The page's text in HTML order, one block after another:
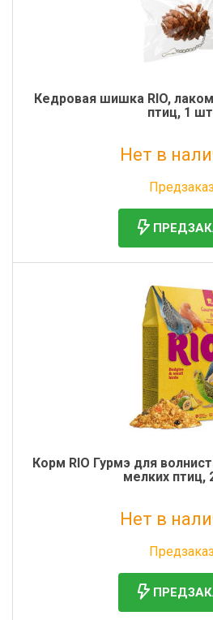
Кедровая шишка RIO,
птиц, 1
Нет в
Предзаказ
Корм RIO Гурмэ для
мелких птиц,
Нет в
Предзаказ